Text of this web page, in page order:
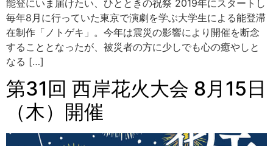
能登にいま届けたい、ひとときの祝祭 2019年にスタートし
毎年8月に行っていた東京で演劇を学ぶ大学生による能登滞
在制作「ノトゲキ」。今年は震災の影響により開催を断念
することとなったが、被災者の方に少しでも心の癒やしと
なる […]
第31回 西岸花火大会 8月15日
（木）開催